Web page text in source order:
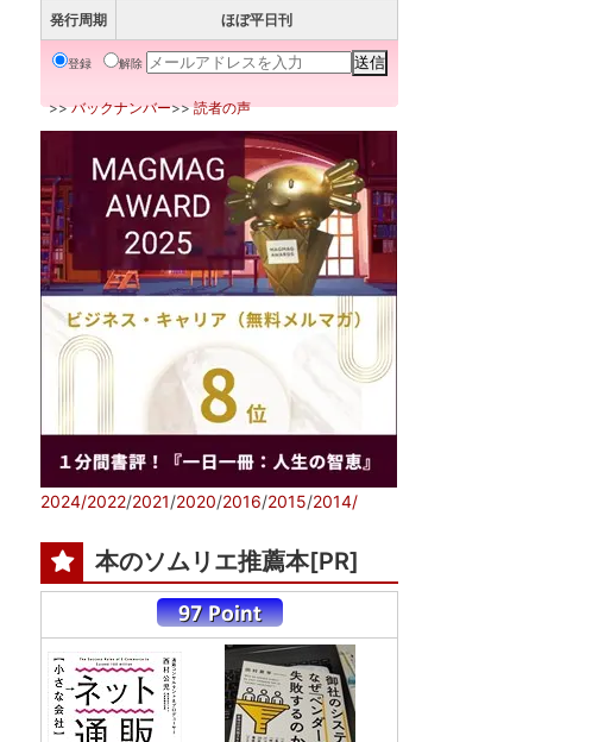
発行周期 ほぼ平日刊
登録 解除
>>バックナンバー>>読者の声
2024/2022/2021/2020/2016/2015/2014/
本のソムリエ推薦本[PR]